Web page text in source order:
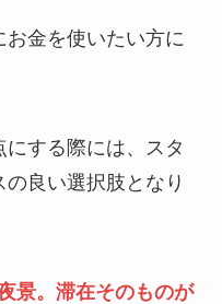
お金を使いたい方に
する際には、スタ
良い選択肢となり
景。滞在そのものが